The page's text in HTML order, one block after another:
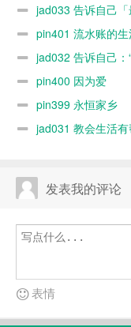
jad033 告诉自己「
pin401 流水账的
jad032 告诉自己：
pin400 因为爱
pin399 永恒家乡
jad031 教会生活
发表我的评论
表情